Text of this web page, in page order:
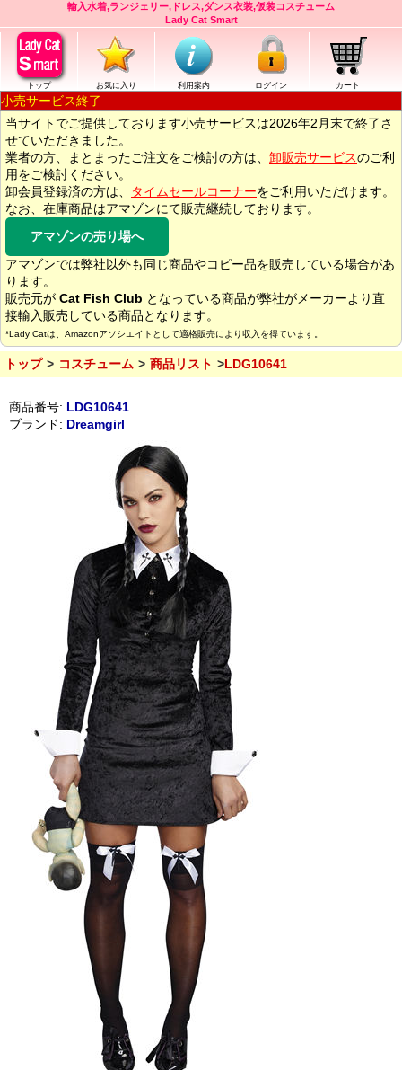
輸入水着,ランジェリー,ドレス,ダンス衣装,仮装コスチューム
Lady Cat Smart
トップ お気に入り 利用案内 ログイン カート
小売サービス終了
当サイトでご提供しております小売サービスは2026年2月末で終了さ
せていただきました。
業者の方、まとまったご注文をご検討の方は、 卸販売サービスのご利
用をご検討ください。
卸会員登録済の方は、
タイムセールコーナーをご利用いただけます。
なお、在庫商品はアマゾンにて販売継続しております。
アマゾンの売り場へ
アマゾンでは弊社以外も同じ商品やコピー品を販売している場合があ
ります。
販売元が Cat Fish Club となっている商品が弊社がメーカーより直
接輸入販売している商品となります。
*Lady Catは、Amazonアソシエイトとして適格販売により収入を得ています。
トップ コスチューム 商品リスト LDG10641
商品番号: LDG10641
ブランド: Dreamgirl